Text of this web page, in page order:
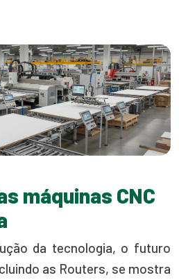
máquinas CNC
da tecnologia, o futuro
as Routers, se mostra